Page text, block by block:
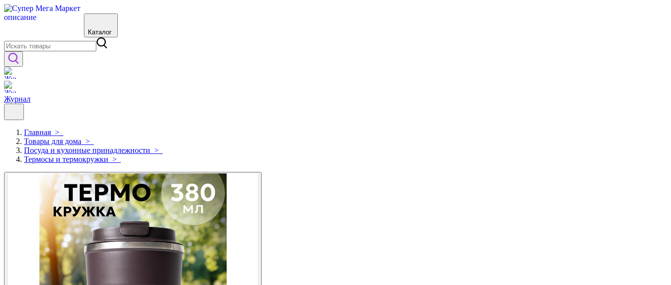
Каталог
Журнал
Главная >
Товары для дома >
Посуда и кухонные принадлежности >
Термосы и термокружки >